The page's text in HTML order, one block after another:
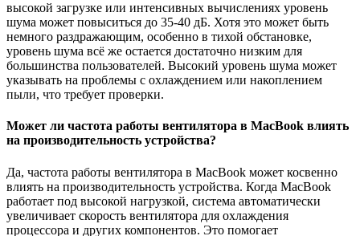
высокой загрузке или интенсивных вычислениях уровень
шума может повыситься до 35-40 дБ. Хотя это может быть
немного раздражающим, особенно в тихой обстановке,
уровень шума всё же остается достаточно низким для
большинства пользователей. Высокий уровень шума может
указывать на проблемы с охлаждением или накоплением
пыли, что требует проверки.
Может ли частота работы вентилятора в MacBook влиять
на производительность устройства?
Да, частота работы вентилятора в MacBook может косвенно
влиять на производительность устройства. Когда MacBook
работает под высокой нагрузкой, система автоматически
увеличивает скорость вентилятора для охлаждения
процессора и других компонентов. Это помогает